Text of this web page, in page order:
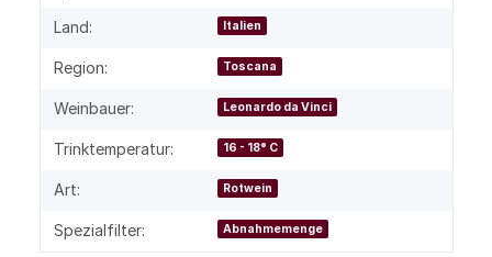
Land: Italien
Region: Toscana
Weinbauer: Leonardo da Vinci
Trinktemperatur: 16 - 18° C
Art: Rotwein
Spezialfilter: Abnahmemenge